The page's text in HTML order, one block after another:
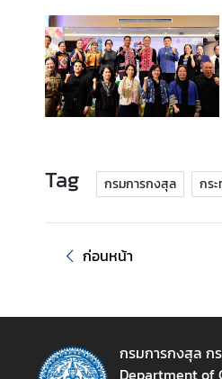
ร้
อ
ง
เ
รี
ส
ญ
Tag กรมการกงสุล กร
ก่อนหน้า
กรมการกงสุล กร
Department of